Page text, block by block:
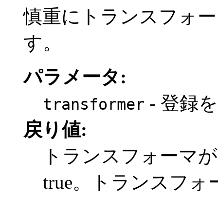
慎重にトランスフォ
す。
パラメータ:
transformer - 登録
戻り値:
トランスフォーマ
true。トランスフォ